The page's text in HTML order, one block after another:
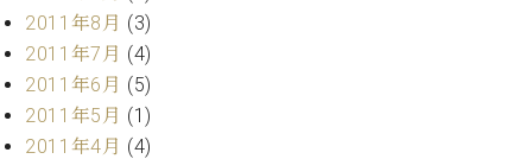
師
紹
介
調
律
2011年8月 (3)
2011年7月 (4)
2011年6月 (5)
2011年5月 (1)
2011年4月 (4)